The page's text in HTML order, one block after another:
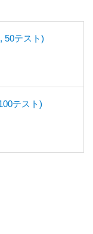
50テスト)
テスト)